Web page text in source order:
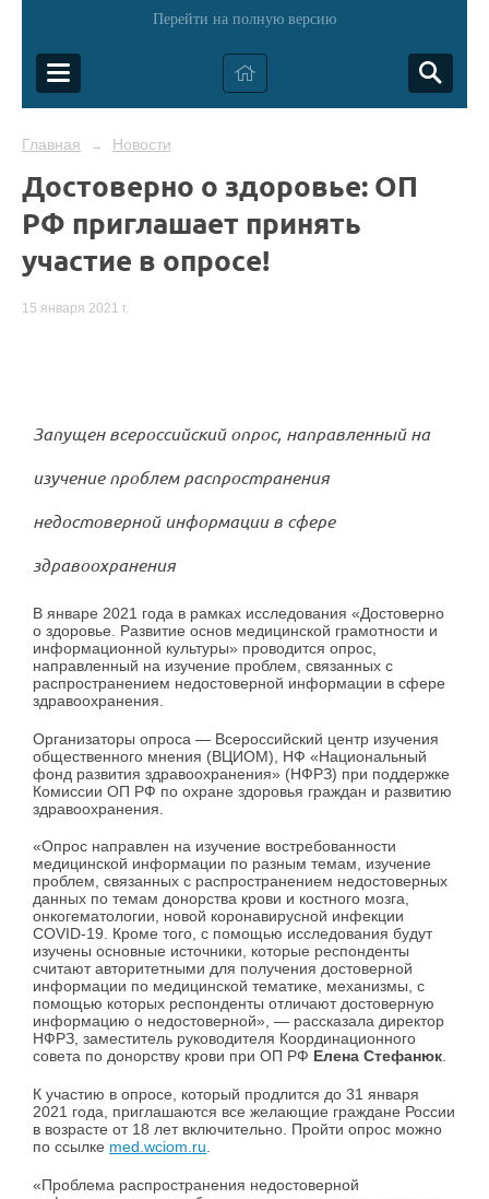
Перейти на полную версию
Главная → Новости
Достоверно о здоровье: ОП
РФ приглашает принять
участие в опросе!
15 января 2021 г.
Запущен всероссийский опрос, направленный на
изучение проблем распространения
недостоверной информации в сфере
здравоохранения
В январе 2021 года в рамках исследования «Достоверно
о здоровье. Развитие основ медицинской грамотности и
информационной культуры» проводится опрос,
направленный на изучение проблем, связанных с
распространением недостоверной информации в сфере
здравоохранения.
Организаторы опроса — Всероссийский центр изучения
общественного мнения (ВЦИОМ), НФ «Национальный
фонд развития здравоохранения» (НФРЗ) при поддержке
Комиссии ОП РФ по охране здоровья граждан и развитию
здравоохранения.
«Опрос направлен на изучение востребованности
медицинской информации по разным темам, изучение
проблем, связанных с распространением недостоверных
данных по темам донорства крови и костного мозга,
онкогематологии, новой коронавирусной инфекции
COVID-19. Кроме того, с помощью исследования будут
изучены основные источники, которые респонденты
считают авторитетными для получения достоверной
информации по медицинской тематике, механизмы, с
помощью которых респонденты отличают достоверную
информацию о недостоверной», — рассказала директор
НФРЗ, заместитель руководителя Координационного
совета по донорству крови при ОП РФ Елена Стефанюк.
К участию в опросе, который продлится до 31 января
2021 года, приглашаются все желающие граждане России
в возрасте от 18 лет включительно. Пройти опрос можно
по ссылке med.wciom.ru
«Проблема распространения недостоверной